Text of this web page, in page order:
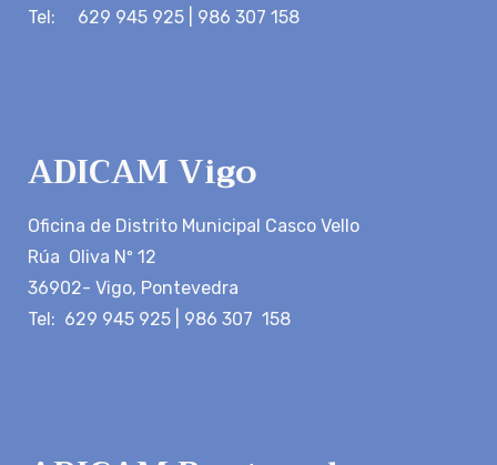
Tel: 629 945 925 | 986 307 158
ADICAM Vigo
Oficina de Distrito Municipal Casco Vello
Rúa Oliva Nº 12
36902- Vigo, Pontevedra
Tel: 629 945 925 | 986 307 158